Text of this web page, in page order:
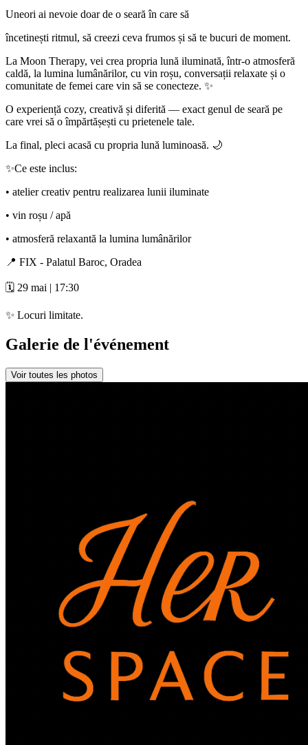
Uneori ai nevoie doar de o seară în care să
încetinești ritmul, să creezi ceva frumos și să te bucuri de moment.
La Moon Therapy, vei crea propria lună iluminată, într-o atmosferă
caldă, la lumina lumânărilor, cu vin roșu, conversații relaxate și o
comunitate de femei care vin să se conecteze. ✨
O experiență cozy, creativă și diferită — exact genul de seară pe
care vrei să o împărtășești cu prietenele tale.
La final, pleci acasă cu propria lună luminoasă. 🌙
✨Ce este inclus:
• atelier creativ pentru realizarea lunii iluminate
• vin roșu / apă
• atmosferă relaxantă la lumina lumânărilor
📍 FIX - Palatul Baroc, Oradea
🗓️ 29 mai | 17:30
✨ Locuri limitate.
Galerie de l'événement
Voir toutes les photos